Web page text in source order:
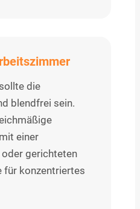
die
blendfrei sein.
einer
gerichteten
für konzentriertes